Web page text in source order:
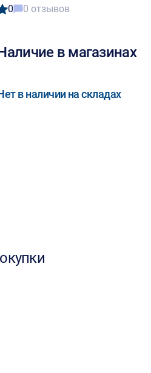
0 0 отзывов
в магазинах
в наличии на складах